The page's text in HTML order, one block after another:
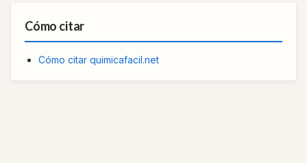
Cómo citar
Cómo citar quimicafacil.net